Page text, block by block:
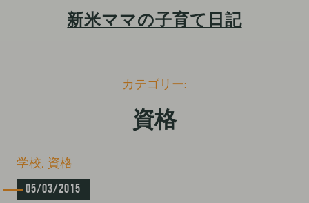
新米ママの子育て日記
カテゴリー:
資格
C
a
t
学校 資格
05/03/2015